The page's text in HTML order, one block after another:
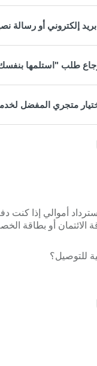
إلكتروني أو رسالة
طلب "استلمها
متجري المفضل
أموالي إذا كنت
أو بطاقة
للتوصيل؟